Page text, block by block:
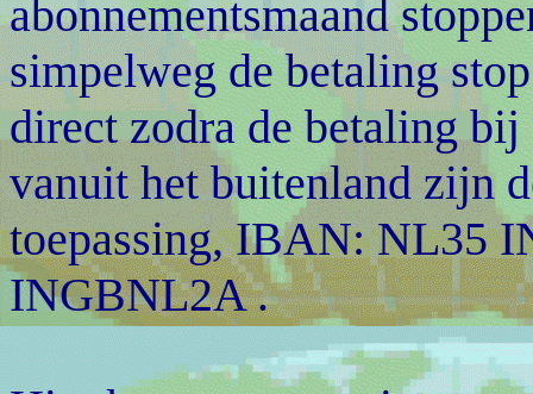
abonnementsmaand
simpelweg de betaling
direct zodra de betaling
vanuit het buitenland zijn
toepassing, IBAN: NL35
INGBNL2A .